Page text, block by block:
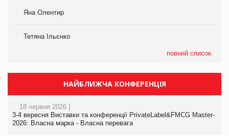
Яна Олентир
Тетяна Ільєнко
повний список
НАЙБЛИЖЧА КОНФЕРЕНЦІЯ
18 червня 2026 |
3-4 вересня Виставки та конференції PrivateLabel&FMCG Master-
2026: Власна марка - Власна перевага